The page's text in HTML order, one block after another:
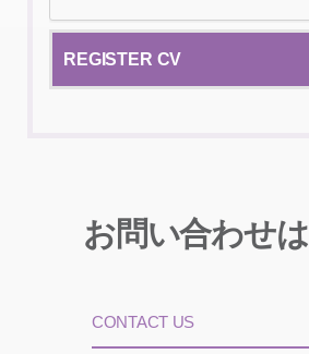
お問い合わせは
CONTACT US